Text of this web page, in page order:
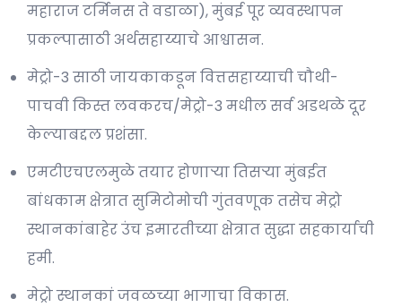
महाराज टर्मिनस ते वडाळा), मुंबई पूर व्यवस्थापन
प्रकल्पासाठी अर्थसहाय्याचे आश्वासन.
मेट्रो-3 साठी जायकाकडून वित्तसहाय्याची चौथी-
पाचवी किस्त लवकरच/मेट्रो-3 मधील सर्व अडथळे दूर
केल्याबद्दल प्रशंसा.
एमटीएचएलमुळे तयार होणाऱ्या तिसऱ्या मुंबईत
बांधकाम क्षेत्रात सुमिटोमोची गुंतवणूक तसेच मेट्रो
स्थानकांबाहेर उंच इमारतीच्या क्षेत्रात सुद्धा सहकार्याची
हमी.
मेट्रो स्थानकां जवळच्या भागाचा विकास.